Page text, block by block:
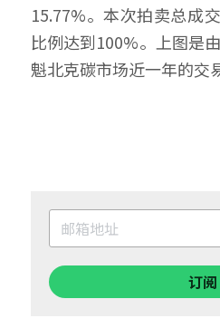
15.77%。本次拍卖总成
比例达到100%。上图是
魁北克碳市场近一年的交
订阅